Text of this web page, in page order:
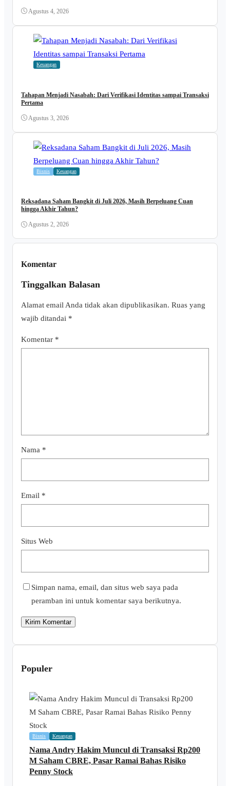
Agustus 4, 2026
Keuangan
Tahapan Menjadi Nasabah: Dari Verifikasi Identitas sampai Transaksi
Pertama
Agustus 3, 2026
Bisnis Keuangan
Reksadana Saham Bangkit di Juli 2026, Masih Berpeluang Cuan
hingga Akhir Tahun?
Agustus 2, 2026
Komentar
Tinggalkan Balasan
Alamat email Anda tidak akan dipublikasikan. Ruas yang
wajib ditandai *
Komentar *
Nama *
Email *
Situs Web
Simpan nama, email, dan situs web saya pada
peramban ini untuk komentar saya berikutnya.
Populer
Bisnis Keuangan
Nama Andry Hakim Muncul di Transaksi Rp200
M Saham CBRE, Pasar Ramai Bahas Risiko
Penny Stock